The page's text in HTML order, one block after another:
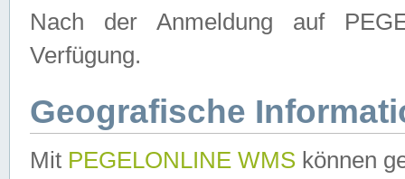
Nach der Anmeldung auf
Verfügung.
Geografische
Mit PEGELONLINE WMS können